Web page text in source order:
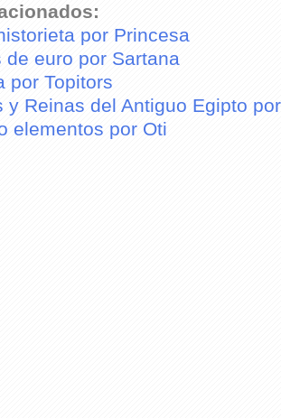
por Princesa
de euro por Sartana
por Topitors
y Reinas del Antiguo Egipto
elementos por Oti